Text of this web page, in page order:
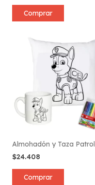
Comprar
Almohadón y Taza Patrol
$24.408
Comprar